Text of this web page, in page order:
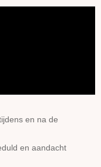
en na de
en aandacht